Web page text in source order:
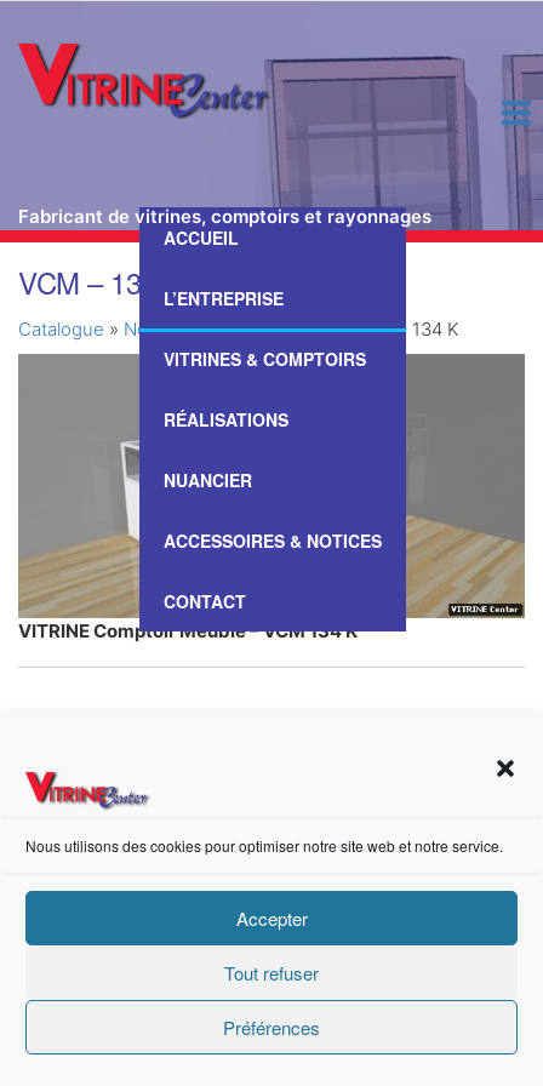
Nous utilisons des cookies pour optimiser notre site web et notre service.
Accepter
Tout refuser
Préférences
Fabricant de vitrines, comptoirs et rayonnages
ACCUEIL
L’ENTREPRISE
VITRINES & COMPTOIRS
RÉALISATIONS
NUANCIER
ACCESSOIRES & NOTICES
CONTACT
VCM – 134 K
Catalogue » Nos Vitrines & Comptoirs»VCM – 134 K
VITRINE Comptoir Meuble – VCM 134 K
https://fr-fr.facebook.com/pages/category/Metal-Supplier/Vitrine-Center-1847745018840053/